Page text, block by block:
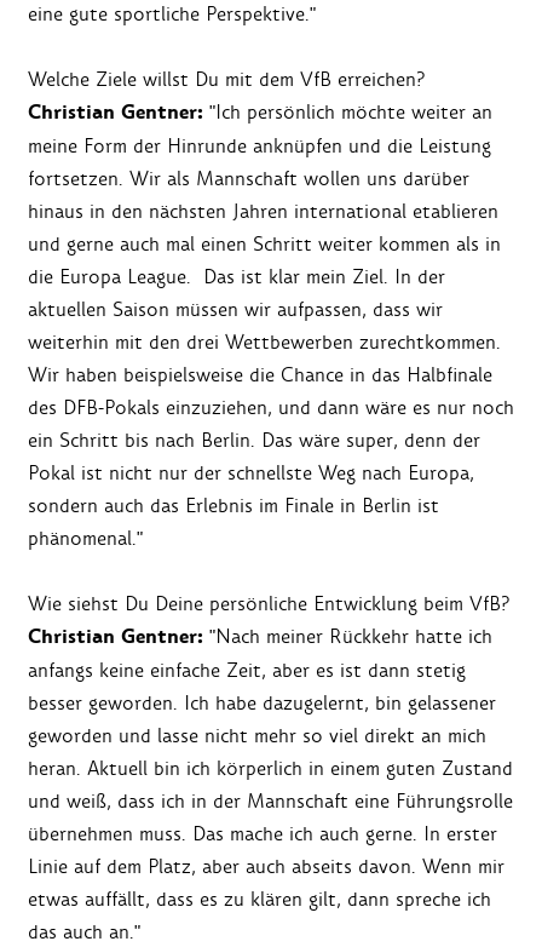
eine gute sportliche Perspektive."
Welche Ziele willst Du mit dem VfB erreichen?
Christian Gentner: "Ich persönlich möchte weiter an
meine Form der Hinrunde anknüpfen und die Leistung
fortsetzen. Wir als Mannschaft wollen uns darüber
hinaus in den nächsten Jahren international etablieren
und gerne auch mal einen Schritt weiter kommen als in
die Europa League. Das ist klar mein Ziel. In der
aktuellen Saison müssen wir aufpassen, dass wir
weiterhin mit den drei Wettbewerben zurechtkommen.
Wir haben beispielsweise die Chance in das Halbfinale
des DFB-Pokals einzuziehen, und dann wäre es nur noch
ein Schritt bis nach Berlin. Das wäre super, denn der
Pokal ist nicht nur der schnellste Weg nach Europa,
sondern auch das Erlebnis im Finale in Berlin ist
phänomenal."
Wie siehst Du Deine persönliche Entwicklung beim VfB?
Christian Gentner: "Nach meiner Rückkehr hatte ich
anfangs keine einfache Zeit, aber es ist dann stetig
besser geworden. Ich habe dazugelernt, bin gelassener
geworden und lasse nicht mehr so viel direkt an mich
heran. Aktuell bin ich körperlich in einem guten Zustand
und weiß, dass ich in der Mannschaft eine Führungsrolle
übernehmen muss. Das mache ich auch gerne. In erster
Linie auf dem Platz, aber auch abseits davon. Wenn mir
etwas auffällt, dass es zu klären gilt, dann spreche ich
das auch an."